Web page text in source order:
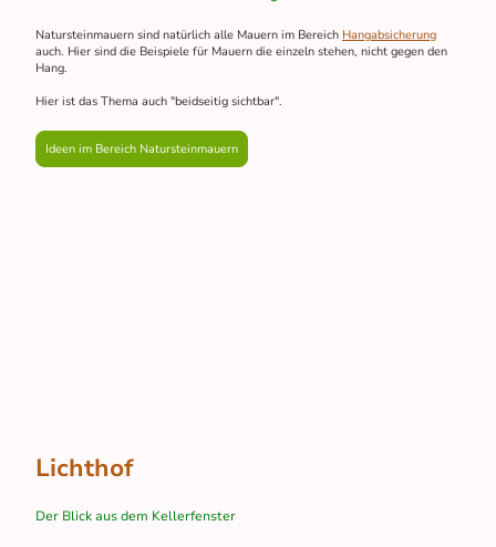
Natursteinmauern sind natürlich alle Mauern im Bereich Hangabsicherung
auch. Hier sind die Beispiele für Mauern die einzeln stehen, nicht gegen den
Hang.
Hier ist das Thema auch "beidseitig sichtbar".
Ideen im Bereich Natursteinmauern
Lichthof
Der Blick aus dem Kellerfenster